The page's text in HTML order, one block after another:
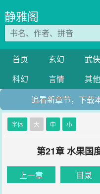
静雅阁
首页 玄幻 武侠
科幻
言情 其他
追看新章节，下载
字体 大 中 小
第21章 水果国
上一章 目录